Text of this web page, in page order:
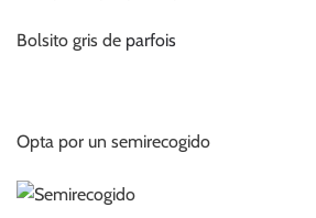
Bolsito gris de parfois
Opta por un semirecogido